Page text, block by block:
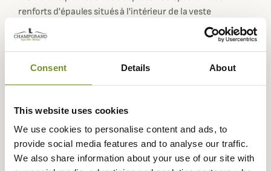
Consent Details About
This website uses cookies
We use cookies to personalise content and ads, to
provide social media features and to analyse our traffic.
We also share information about your use of our site with
renforts d'épaules situés à l'intérieur de la veste
permettent de réduire l'impact des tires répétés. Les
poignets sont équipés d'un tissu élastiqué pour une
isolation et une tenue parfaite de la veste. Les manches
sont également complétées par des pattes de serrage
avec un velcro solide pour encore plus de maintien.
Retrouvez une fermeture principale bidirectionnelle et
accessoires de chasse dont deux poches poitrine ; l'une
plus grande permettant de recevoir une radio et l'autre
un téléphone ou tous autres objets essentiels à votre